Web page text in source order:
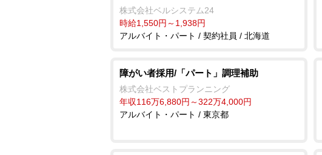
株式会社ベルシステム24
時給1,550円～1,938円
アルバイト・パート / 契約社員 / 北海道
障がい者採用/「パート」調理補助
株式会社ベストプランニング
年収116万6,880円～322万4,000円
アルバイト・パート / 東京都